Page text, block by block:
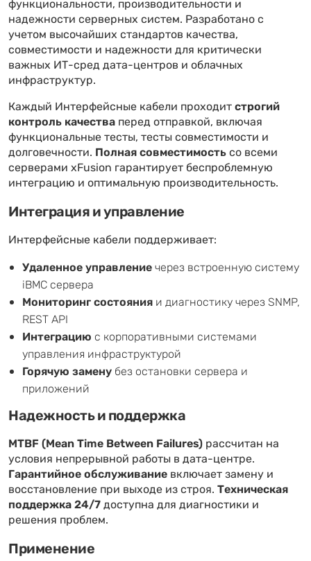
функциональности, производительности и
надежности серверных систем. Разработано с
учетом высочайших стандартов качества,
совместимости и надежности для критически
важных ИТ-сред дата-центров и облачных
инфраструктур.
Каждый Интерфейсные кабели проходитстрогий
контроль качества перед отправкой, включая
функциональные тесты, тесты совместимости и
долговечности. Полная совместимостьсо всеми
серверами xFusion гарантирует беспроблемную
интеграцию и оптимальную производительность.
Интеграция и управление
Интерфейсные кабели поддерживает:
Удаленное управлениечерез встроенную систему
iBMC сервера
Мониторинг состояния и диагностику через SNMP,
REST API
Интеграцию с корпоративными системами
управления инфраструктурой
Горячую замену без остановки сервера и
приложений
Надежность и поддержка
MTBF (Mean Time Between Failures) рассчитан на
условия непрерывной работы в дата-центре.
Гарантийное обслуживание включает замену и
восстановление при выходе из строя. Техническая
поддержка 24/7доступна для диагностики и
решения проблем.
Применение